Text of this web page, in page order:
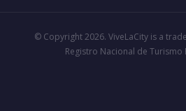
© Copyright 2026. ViveLaCity is a
Registro Nacional de Turismo